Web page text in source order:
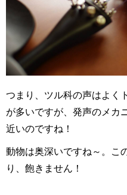
つまり、ツル科の声はよく
が多いですが、発声のメカ
近いのですね！
動物は奥深いですね～。こ
り、飽きません！